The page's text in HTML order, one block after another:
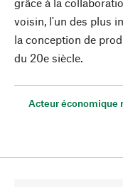
voisin, l'un des plus
la conception de
du 20e siècle.
Acteur économique